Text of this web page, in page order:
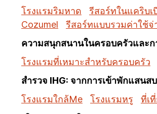
โรงแรมริมหาด
รีสอร์ทในแคริบเ
Cozumel
รีสอร์ทแบบรวมค่าใช้จ่
ความสนุกสนานในครอบครัวและ
โรงแรมที่เหมาะสำหรับครอบครัว
สำรวจ IHG: จากการเข้าพักแสน
โรงแรมใกล้Me
โรงแรมหรู ที่เ